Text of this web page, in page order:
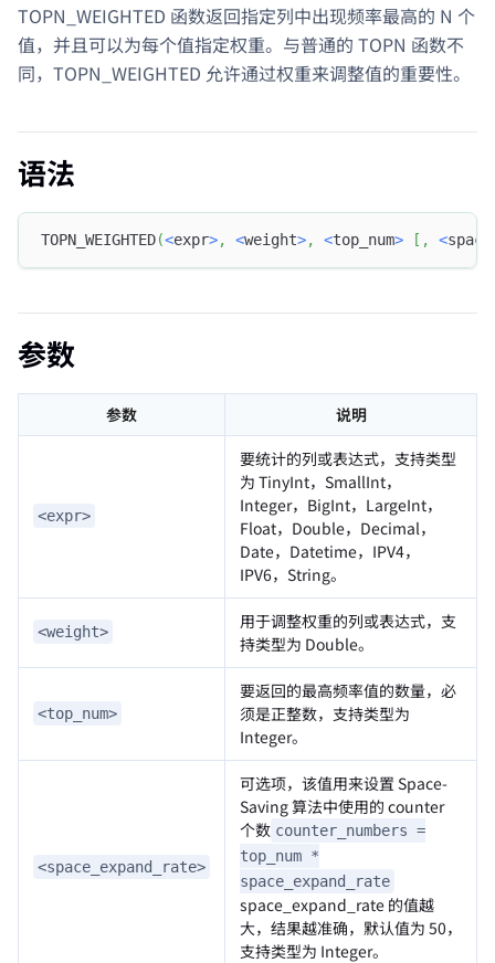
TOPN_WEIGHTED 函数返回指定列中出现频率最高的 N 个
值，并且可以为每个值指定权重。与普通的 TOPN 函数不
同，TOPN_WEIGHTED 允许通过权重来调整值的重要性。
语法
TOPN_WEIGHTED(<expr>, <weight>, <top_num> [ , <
参数
参数 说明
<expr>
要统计的列或表达式，支持类型
为 TinyInt，SmallInt，
Integer，BigInt，LargeInt，
Float，Double，Decimal，
Date，Datetime，IPV4，
IPV6，String。
<weight>
用于调整权重的列或表达式，支
持类型为 Double。
<top_num>
要返回的最高频率值的数量，必
须是正整数，支持类型为
Integer。
<space_expand_rate>
可选项，该值用来设置 Space-
Saving 算法中使用的 counter
个数 counter_numbers =
top_num *
space_expand_rate
space_expand_rate 的值越
大，结果越准确，默认值为 50，
支持类型为 Integer。